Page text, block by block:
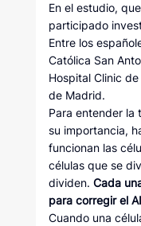
En el estudio,
participado
Entre los
Católica San
Hospital Clinic
de Madrid.
Para entender la
su importancia,
funcionan las
células que se
dividen. Cada
para corregir el
Cuando una